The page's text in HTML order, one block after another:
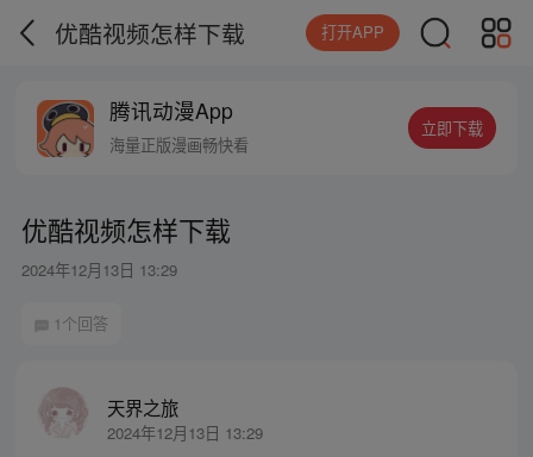
优酷视频怎样下载 打开APP
腾讯动漫App
海量正版漫画畅快看
立即下载
优酷视频怎样下载
2024年12月13日 13:29
1个回答
天界之旅
2024年12月13日 13:29